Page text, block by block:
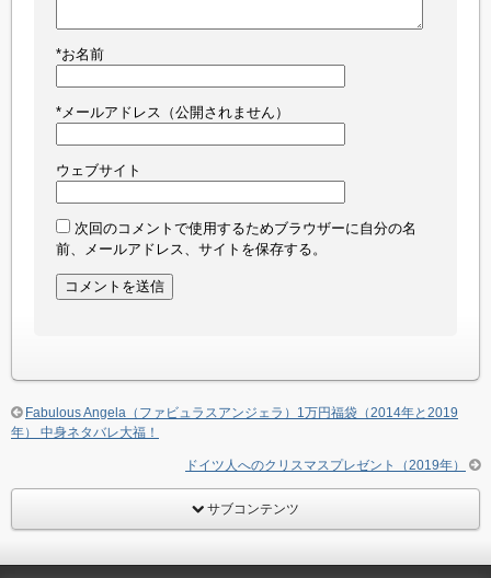
*お名前
* メールアドレス（公開されません）
ウェブサイト
次回のコメントで使用するためブラウザーに自分の名
前、メールアドレス、サイトを保存する。
Fabulous Angela（ファビュラスアンジェラ）1万円福袋（2014年と2019
年） 中身ネタバレ大福！
ドイツ人へのクリスマスプレゼント（2019年）
サブコンテンツ